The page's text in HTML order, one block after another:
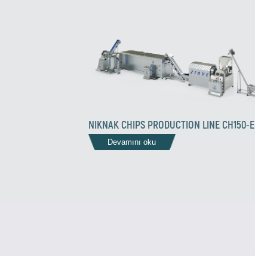
NIKNAK CHIPS PRODUCTION LINE CH150-E
Devamını oku